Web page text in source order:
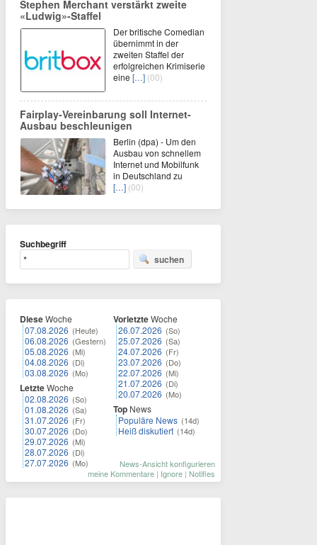
Stephen Merchant verstärkt zweite
«Ludwig»-Staffel
Der britische Comedian
übernimmt in der
zweiten Staffel der
erfolgreichen Krimiserie
eine […] (00)
Fairplay-Vereinbarung soll Internet-
Ausbau beschleunigen
Berlin (dpa) - Um den
Ausbau von schnellem
Internet und Mobilfunk
in Deutschland zu
[…] (00)
Suchbegriff
suchen
DieseWoche
07.08.2026 (Heute)
06.08.2026 (Gestern)
05.08.2026 (Mi)
04.08.2026 (Di)
03.08.2026 (Mo)
LetzteWoche
02.08.2026 (So)
01.08.2026 (Sa)
31.07.2026 (Fr)
30.07.2026 (Do)
29.07.2026 (Mi)
28.07.2026 (Di)
27.07.2026 (Mo)
VorletzteWoche
26.07.2026 (So)
25.07.2026 (Sa)
24.07.2026 (Fr)
23.07.2026 (Do)
22.07.2026 (Mi)
21.07.2026 (Di)
20.07.2026 (Mo)
Top News
Populäre News (14d)
Heiß diskutiert (14d)
News-Ansicht konfigurieren
meine Kommentare | Ignore | Notifies